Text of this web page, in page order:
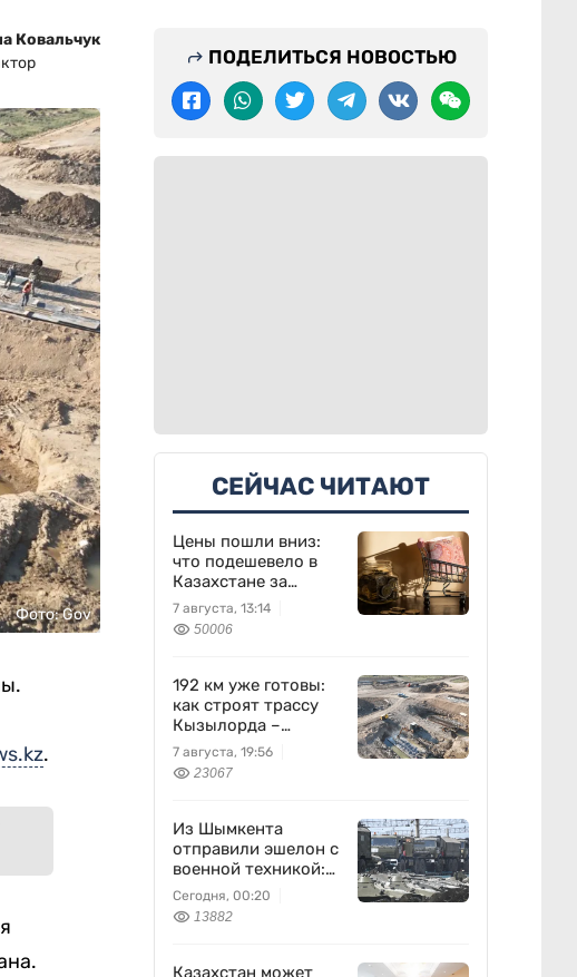
Ковальчук
Фото: Gov
.
ПОДЕЛИТЬСЯ НОВОСТЬЮ
СЕЙЧАС ЧИТАЮТ
Цены пошли вниз:
что подешевело в
Казахстане за
неделю
7 августа, 13:14
50006
192 км уже готовы:
как строят трассу
Кызылорда –
Жезказган
7 августа, 19:56
23067
Из Шымкента
отправили эшелон с
военной техникой:
что известно
Сегодня, 00:20
13882
Казахстан может